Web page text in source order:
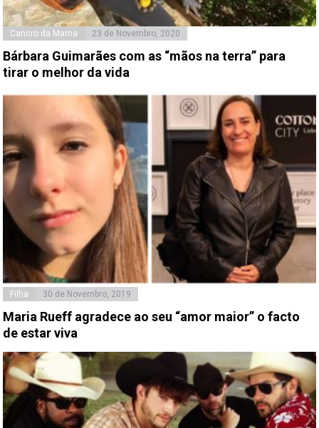
Cancro da Mama 23 de Novembro, 2020
Bárbara Guimarães com as “mãos na terra” para
tirar o melhor da vida
Filha 30 de Novembro, 2019
Maria Rueff agradece ao seu “amor maior” o facto
de estar viva